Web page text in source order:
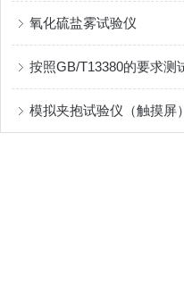
氧化硫盐雾试验仪
模拟夹抱试验仪（触摸屏）